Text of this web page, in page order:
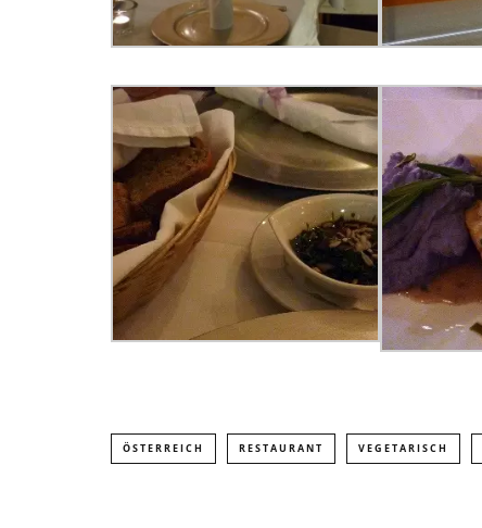
ÖSTERREICH RESTAURANT VEGETARISCH